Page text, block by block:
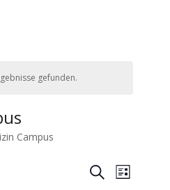
gefunden.
Campus
SucheListe